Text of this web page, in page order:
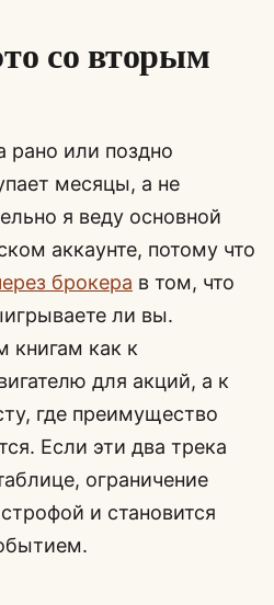
со вторым
рано или поздно
месяцы, а не
я веду основной
аккаунте, потому что
брокера в том, что
ли вы.
книгам как к
для акций, а к
где преимущество
Если эти два трека
ограничение
и становится